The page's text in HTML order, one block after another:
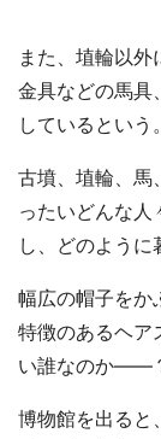
また、埴輪以
金具などの馬具
しているという。
古墳、埴輪、馬
ったいどんな
し、どのように
幅広の帽子をか
特徴のあるヘア
い誰なのか――
博物館を出ると